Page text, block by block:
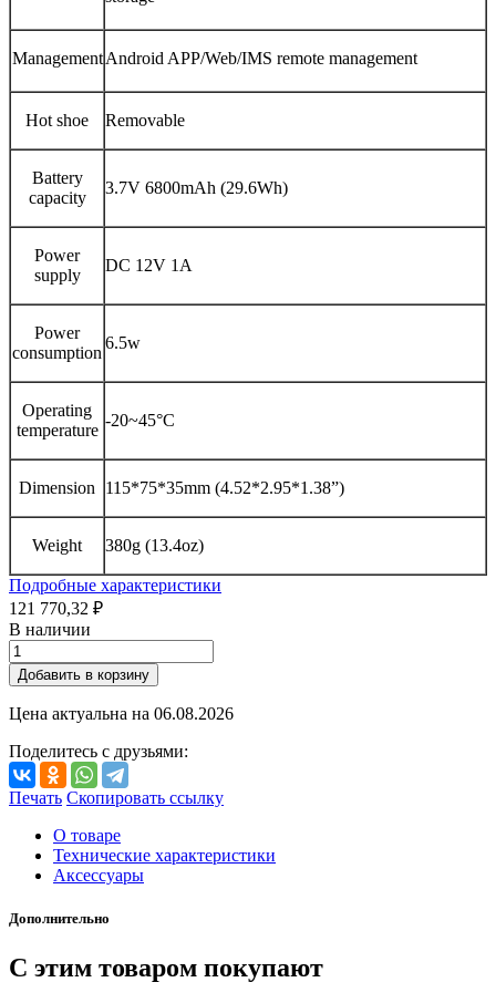
Management Android APP/Web/IMS remote management
Hot shoe Removable
Battery
capacity
3.7V 6800mAh (29.6Wh)
Power
supply
DC 12V 1A
Power
consumption
6.5w
Operating
temperature
-20~45°C
Dimension 115*75*35mm (4.52*2.95*1.38”)
Weight 380g (13.4oz)
Подробные характеристики
121 770,32 ₽
В наличии
Добавить в корзину
Цена актуальна на 06.08.2026
Поделитесь с друзьями:
Печать Скопировать ссылку
О товаре
Технические характеристики
Аксессуары
Дополнительно
С этим товаром покупают